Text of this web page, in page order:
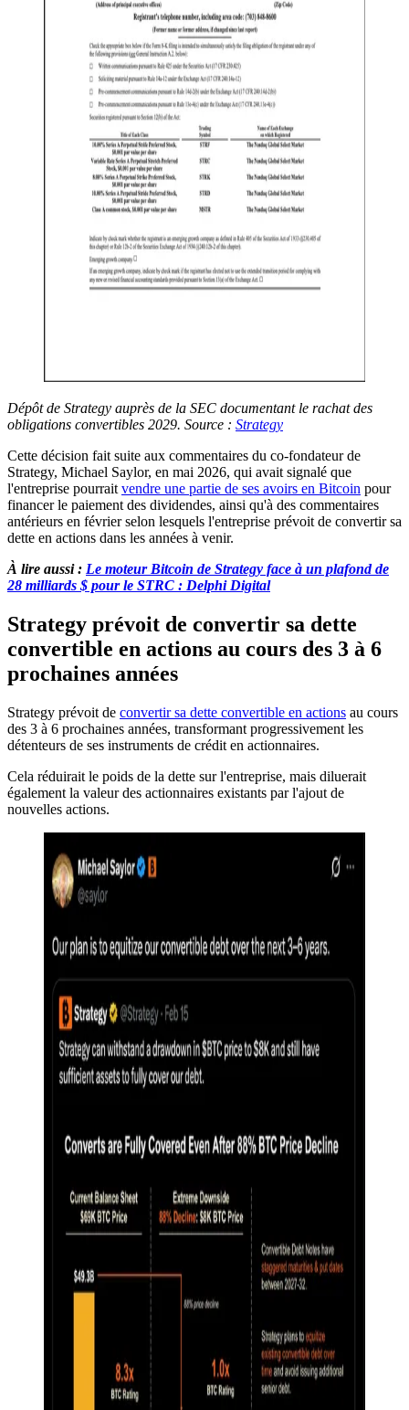
Dépôt de Strategy auprès de la SEC documentant le rachat des
obligations convertibles 2029. Source : Strategy
Cette décision fait suite aux commentaires du co-fondateur de
Strategy, Michael Saylor, en mai 2026, qui avait signalé que
l'entreprise pourrait vendre une partie de ses avoirs en Bitcoin pour
financer le paiement des dividendes, ainsi qu'à des commentaires
antérieurs en février selon lesquels l'entreprise prévoit de convertir sa
dette en actions dans les années à venir.
À lire aussi : Le moteur Bitcoin de Strategy face à un plafond de
28 milliards $ pour le STRC : Delphi Digital
Strategy prévoit de convertir sa dette
convertible en actions au cours des 3 à 6
prochaines années
Strategy prévoit de convertir sa dette convertible en actions au cours
des 3 à 6 prochaines années, transformant progressivement les
détenteurs de ses instruments de crédit en actionnaires.
Cela réduirait le poids de la dette sur l'entreprise, mais diluerait
également la valeur des actionnaires existants par l'ajout de
nouvelles actions.